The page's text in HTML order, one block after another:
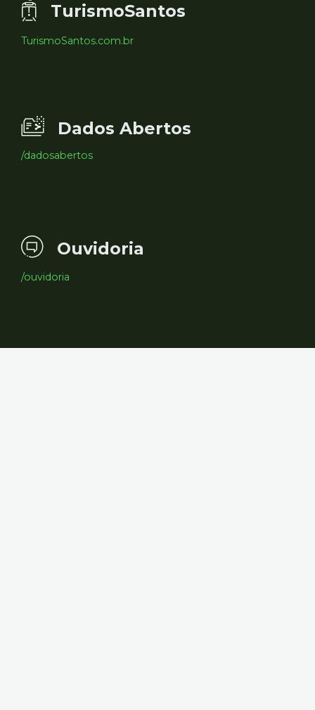
TurismoSantos
TurismoSantos.com.br
Dados Abertos
/dadosabertos
Ouvidoria
/ouvidoria